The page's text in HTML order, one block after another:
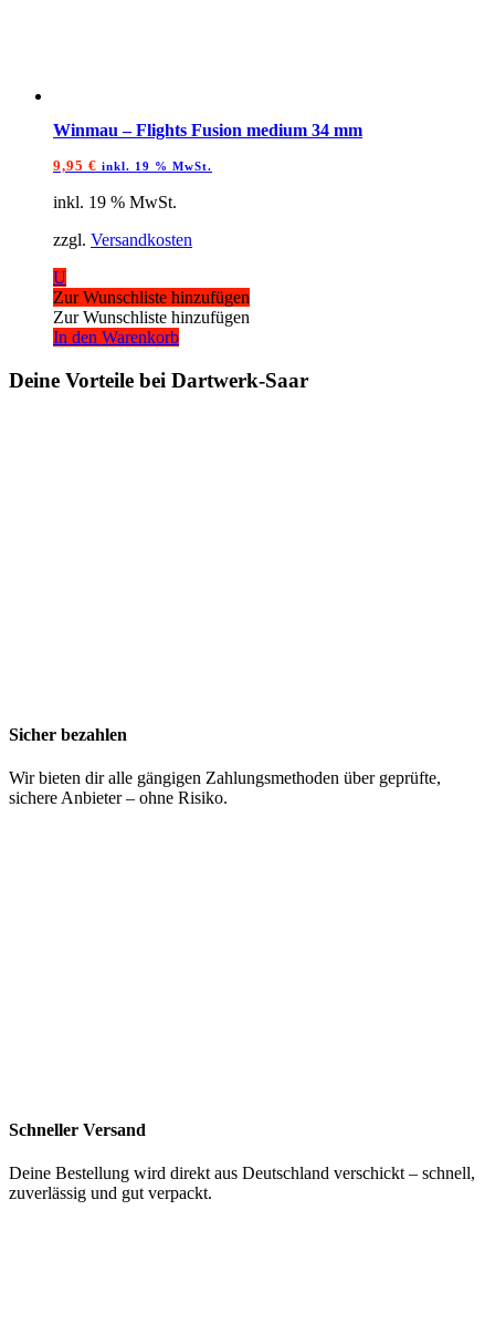
Winmau – Flights Fusion medium 34 mm
9,95 € inkl. 19 % MwSt.
inkl. 19 % MwSt.
zzgl. Versandkosten
U
Zur Wunschliste hinzufügen
Zur Wunschliste hinzufügen
In den Warenkorb
Deine Vorteile bei Dartwerk-Saar
Sicher bezahlen
Wir bieten dir alle gängigen Zahlungsmethoden über geprüfte,
sichere Anbieter – ohne Risiko.
Schneller Versand
Deine Bestellung wird direkt aus Deutschland verschickt – schnell,
zuverlässig und gut verpackt.